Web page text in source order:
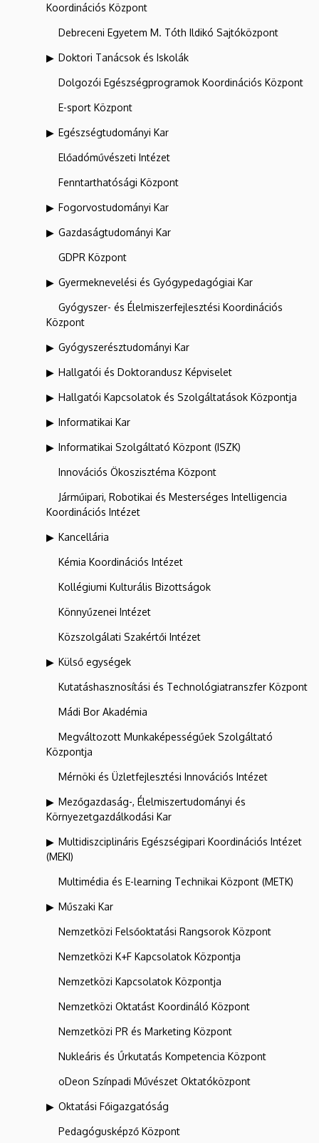
Koordinációs Központ
Debreceni Egyetem M. Tóth Ildikó Sajtóközpont
Doktori Tanácsok és Iskolák
Dolgozói Egészségprogramok Koordinációs Központ
E-sport Központ
Egészségtudományi Kar
Előadóművészeti Intézet
Fenntarthatósági Központ
Fogorvostudományi Kar
Gazdaságtudományi Kar
GDPR Központ
Gyermeknevelési és Gyógypedagógiai Kar
Gyógyszer- és Élelmiszerfejlesztési Koordinációs
Központ
Gyógyszerésztudományi Kar
Hallgatói és Doktorandusz Képviselet
Hallgatói Kapcsolatok és Szolgáltatások Központja
Informatikai Kar
Informatikai Szolgáltató Központ (ISZK)
Innovációs Ökoszisztéma Központ
Járműipari, Robotikai és Mesterséges Intelligencia
Koordinációs Intézet
Kancellária
Kémia Koordinációs Intézet
Kollégiumi Kulturális Bizottságok
Könnyűzenei Intézet
Közszolgálati Szakértői Intézet
Külső egységek
Kutatáshasznosítási és Technológiatranszfer Központ
Mádi Bor Akadémia
Megváltozott Munkaképességűek Szolgáltató
Központja
Mérnöki és Üzletfejlesztési Innovációs Intézet
Mezőgazdaság-, Élelmiszertudományi és
Környezetgazdálkodási Kar
Multidiszciplináris Egészségipari Koordinációs Intézet
(MEKI)
Multimédia és E-learning Technikai Központ (METK)
Műszaki Kar
Nemzetközi Felsőoktatási Rangsorok Központ
Nemzetközi K+F Kapcsolatok Központja
Nemzetközi Kapcsolatok Központja
Nemzetközi Oktatást Koordináló Központ
Nemzetközi PR és Marketing Központ
Nukleáris és Űrkutatás Kompetencia Központ
oDeon Színpadi Művészet Oktatóközpont
Oktatási Főigazgatóság
Pedagógusképző Központ